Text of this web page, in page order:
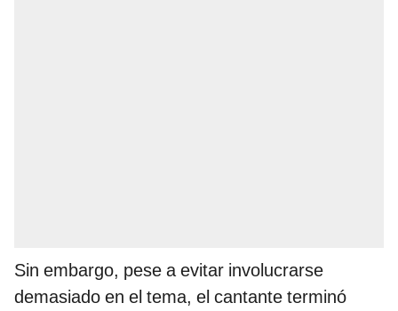
Sin embargo, pese a evitar involucrarse
demasiado en el tema, el cantante terminó